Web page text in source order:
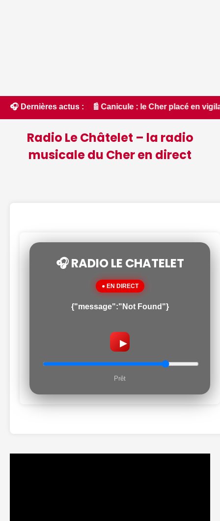
🎧 Dernières actus :: le Cher placé en vigilance orange et
Radio Le Châtelet – la radio
musicale du Cher en direct
🎧 RADIO LE CHATELET
● EN DIRECT
{"message":"Not Found"}
▶
Prêt